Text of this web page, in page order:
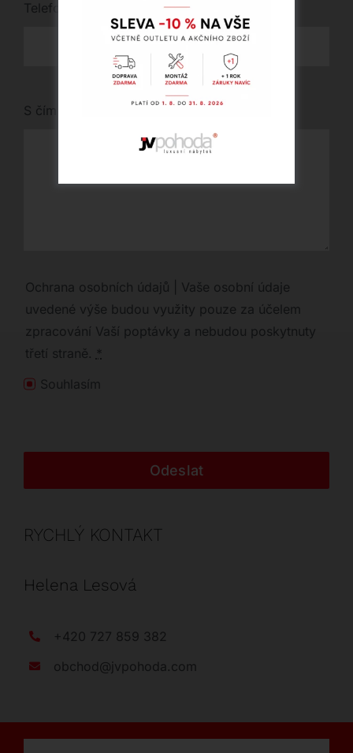
Telefon
S čím vám můžeme pomoci?
Ochrana osobních údajů | Vaše osobní údaje
uvedené výše budou využity pouze za účelem
zpracování Vaší poptávky a nebudou poskytnuty
třetí straně. *
Souhlasím
Odeslat
RYCHLÝ KONTAKT
Helena Lesová
+420 727 859 382
obchod@jvpohoda.com